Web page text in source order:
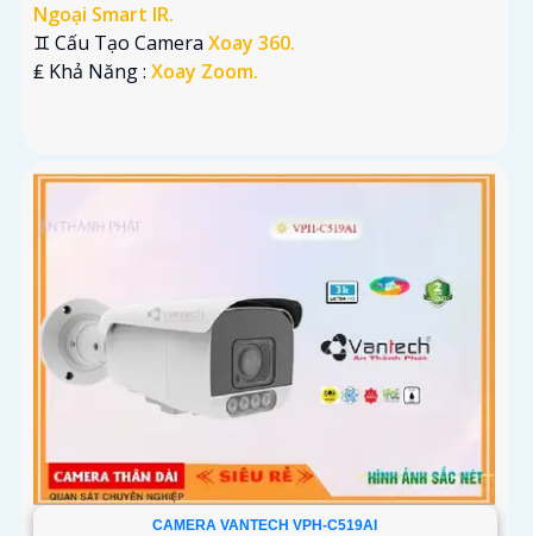
Ngoại Smart IR.
♊ Cấu Tạo Camera Xoay 360.
️₤ Khả Năng : Xoay Zoom.
CAMERA VANTECH VPH-C519AI